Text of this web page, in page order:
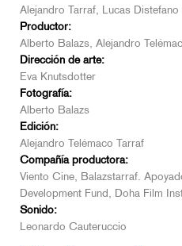
Alejandro Tarraf, Lucas Distefano
Productor:
Alberto Balazs, Alejandro
Dirección de arte:
Eva Knutsdotter
Fotografía:
Alberto Balazs
Edición:
Alejandro Telémaco Tarraf
Compañía productora:
Viento Cine, Balazstarraf.
Development Fund, Doha Film
Sonido:
Leonardo Cauteruccio